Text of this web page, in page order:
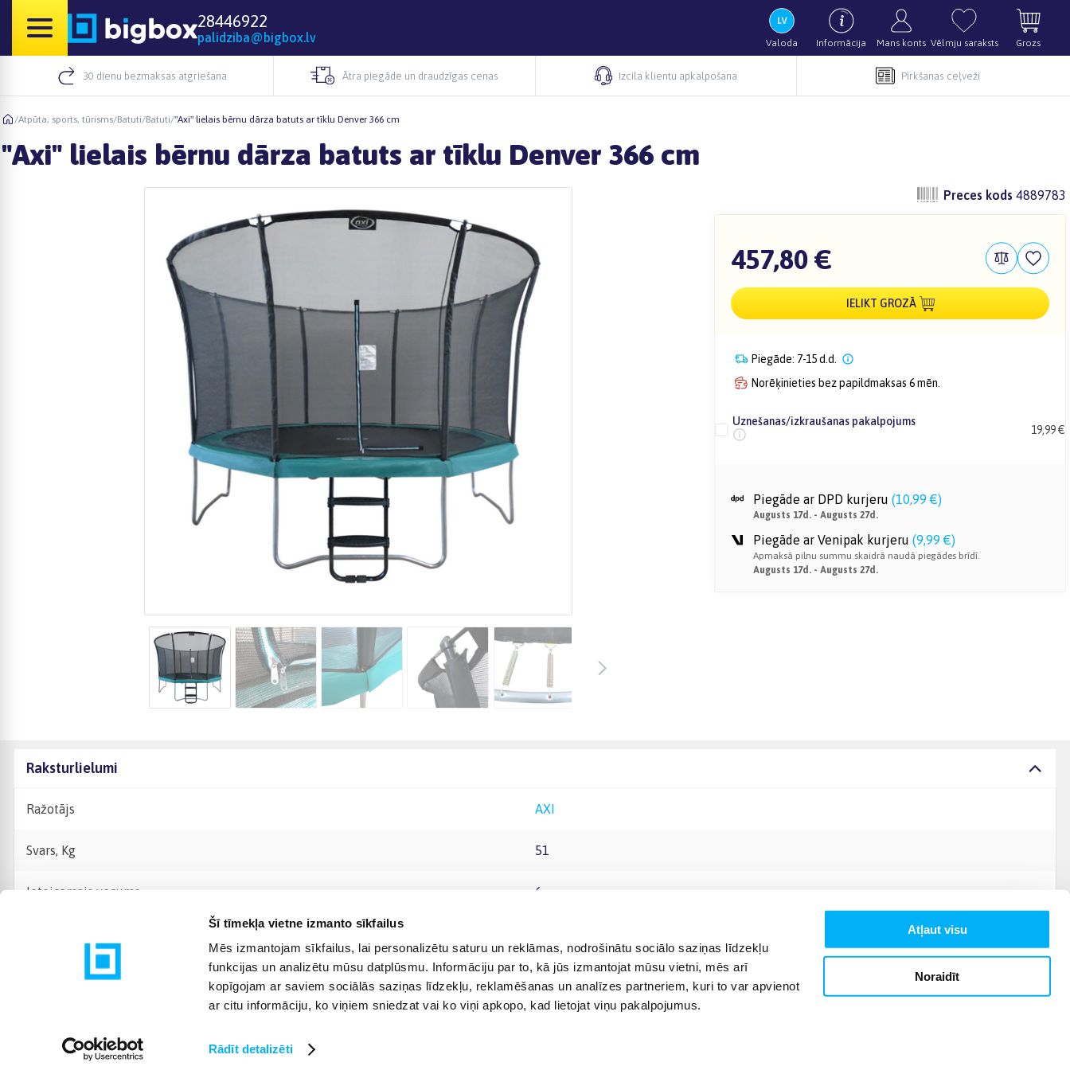
Šī tīmekļa vietne izmanto sīkfailus
Mēs izmantojam sīkfailus, lai personalizētu saturu un reklāmas, nodrošinātu sociālo saziņas līdzekļu
funkcijas un analizētu mūsu datplūsmu. Informāciju par to, kā jūs izmantojat mūsu vietni, mēs arī
kopīgojam ar saviem sociālās saziņas līdzekļu, reklamēšanas un analīzes partneriem, kuri to var apvienot
ar citu informāciju, ko viņiem sniedzat vai ko viņi apkopo, kad lietojat viņu pakalpojumus.
Rādīt detalizēti
Atļaut visu
Noraidīt
28446922
palidziba@bigbox.lv Valoda Informācija Mans konts Vēlmju saraksts Grozs
30 dienu bezmaksas atgriešana Ātra piegāde un draudzīgas cenas Izcila klientu apkalpošana Pirkšanas ceļveži
/Atpūta, sports, tūrisms/Batuti/Batuti/"Axi" lielais bērnu dārza batuts ar tīklu Denver 366 cm
"Axi" lielais bērnu dārza batuts ar tīklu Denver 366 cm
Preces kods 4889783
457,80 €
IELIKT GROZĀ
Piegāde: 7-15 d.d.
Norēķinieties bez papildmaksas 6 mēn.
Uznešanas/izkraušanas pakalpojums
19,99 €
Piegāde ar DPD kurjeru (10,99 €)
Augusts 17d. - Augusts 27d.
Piegāde ar Venipak kurjeru (9,99 €)
Apmaksā pilnu summu skaidrā naudā piegādes brīdī.
Augusts 17d. - Augusts 27d.
Raksturlielumi
Ražotājs AXI
Svars, Kg 51
Ieteicamais vecums